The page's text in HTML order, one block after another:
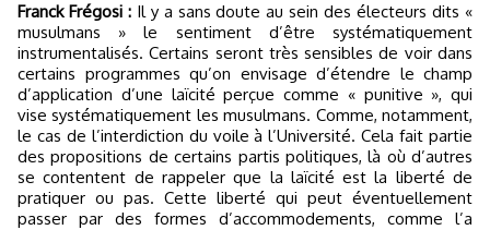
Franck Frégosi :Il y a sans doute au sein des électeurs dits «
musulmans » le sentiment d’être systématiquement
instrumentalisés. Certains seront très sensibles de voir dans
certains programmes qu’on envisage d’étendre le champ
d’application d’une laïcité perçue comme « punitive », qui
vise systématiquement les musulmans. Comme, notamment,
le cas de l’interdiction du voile à l’Université. Cela fait partie
des propositions de certains partis politiques, là où d’autres
se contentent de rappeler que la laïcité est la liberté de
pratiquer ou pas. Cette liberté qui peut éventuellement
passer par des formes d’accommodements, comme l’a